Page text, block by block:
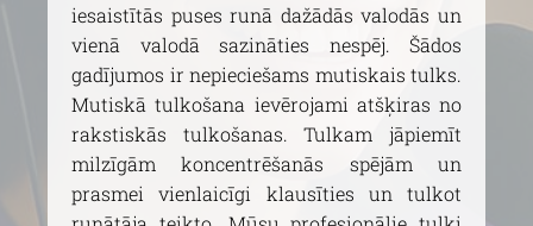
iesaistītās puses runā dažādās valodās un
vienā valodā sazināties nespēj. Šādos
gadījumos ir nepieciešams mutiskais tulks.
Mutiskā tulkošana ievērojami atšķiras no
rakstiskās tulkošanas. Tulkam jāpiemīt
milzīgām koncentrēšanās spējām un
prasmei vienlaicīgi klausīties un tulkot